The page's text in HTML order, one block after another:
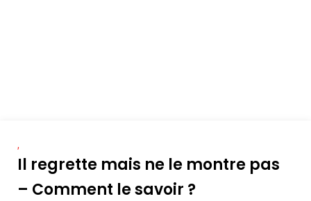
,
Il regrette mais ne le montre pas
– Comment le savoir ?